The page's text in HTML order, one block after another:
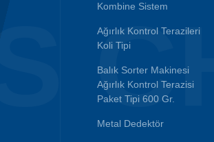
Kombine Sistem
Ağırlık Kontrol Terazileri
Koli Tipi
Balık Sorter Makinesi
Ağırlık Kontrol Terazisi
Paket Tipi 600 Gr.
Metal Dedektör